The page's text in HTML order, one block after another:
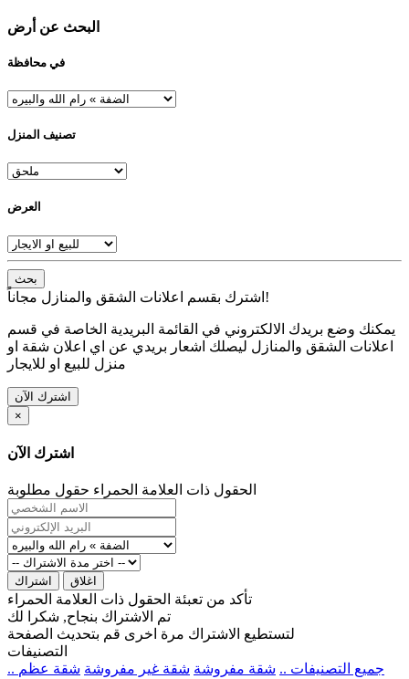
البحث عن أرض
في محافظة
تصنيف المنزل
العرض
بحث
اشترك بقسم اعلانات الشقق والمنازل مجاناً!
يمكنك وضع بريدك الالكتروني في القائمة البريدية الخاصة في قسم
اعلانات الشقق والمنازل ليصلك اشعار بريدي عن اي اعلان شقة او
منزل للبيع او للايجار
اشترك الآن
×
اشترك الآن
الحقول ذات العلامة الحمراء حقول مطلوبة
اشتراك اغلاق
تأكد من تعبئة الحقول ذات العلامة الحمراء
تم الاشتراك بنجاح, شكرا لك
لتستطيع الاشتراك مرة اخرى قم بتحديث الصفحة
التصنيفات
.. جميع التصنيفات .. شقة مفروشة شقة غير مفروشة شقة عظم